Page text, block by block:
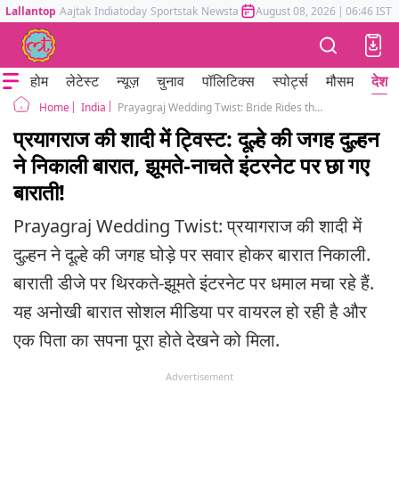
Lallantop Aajtak Indiatoday Sportstak Newstak Mumbai Tak Astrotak
August 08, 2026 | 06:46 IST
होम लेटेस्ट न्यूज़ चुनाव पॉलिटिक्स स्पोर्ट्स मौसम देश
Home India Prayagraj Wedding Twist: Bride Rides the Horse Instead of Groom, Dancing Baraatis Take the Internet by Storm!
प्रयागराज की शादी में ट्विस्ट: दूल्हे की जगह दुल्हन
ने निकाली बारात, झूमते-नाचते इंटरनेट पर छा गए
बाराती!
Prayagraj Wedding Twist: प्रयागराज की शादी में
दुल्हन ने दूल्हे की जगह घोड़े पर सवार होकर बारात निकाली.
बाराती डीजे पर थिरकते-झूमते इंटरनेट पर धमाल मचा रहे हैं.
यह अनोखी बारात सोशल मीडिया पर वायरल हो रही है और
एक पिता का सपना पूरा होते देखने को मिला.
Advertisement